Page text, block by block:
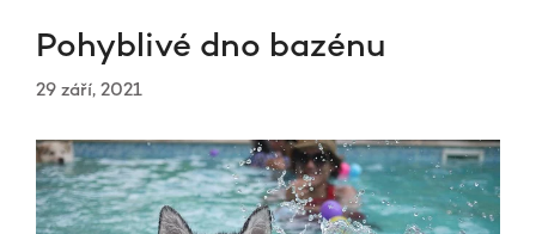
Pohyblivé dno bazénu
29 září, 2021